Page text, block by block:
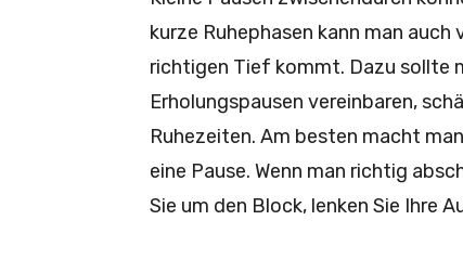
kurze Ruhephasen kann man
richtigen Tief kommt. Dazu sollte
Erholungspausen vereinbaren,
Ruhezeiten. Am besten macht
eine Pause. Wenn man richtig
Sie um den Block, lenken Sie Ihre